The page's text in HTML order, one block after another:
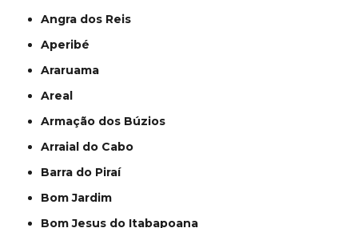
Angra dos Reis
Aperibé
Araruama
Areal
Armação dos Búzios
Arraial do Cabo
Barra do Piraí
Bom Jardim
Bom Jesus do Itabapoana